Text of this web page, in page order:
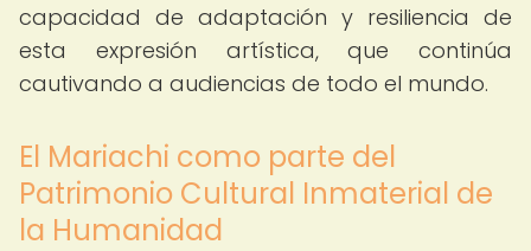
capacidad de adaptación y resiliencia de
esta expresión artística, que continúa
cautivando a audiencias de todo el mundo.
El Mariachi como parte del
Patrimonio Cultural Inmaterial de
la Humanidad